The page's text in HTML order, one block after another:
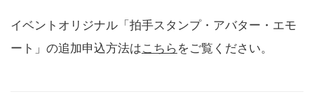
イベントオリジナル「拍手スタンプ・アバター・エモ
ート」の追加申込方法はこちら をご覧ください。